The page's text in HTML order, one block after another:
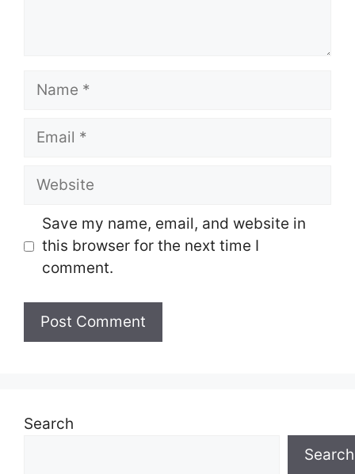
Name
Email
Website
Save my name, email, and website in
this browser for the next time I
comment.
Search
Search